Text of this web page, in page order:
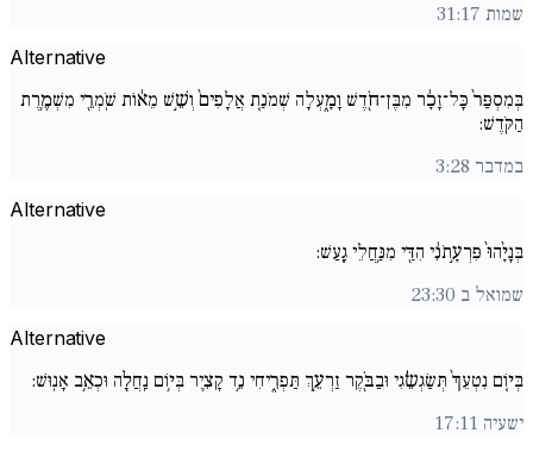
שמות 31:17
Alternative
בְּמִסְפַּר֙ כָּל־זָכָ֔ר מִבֶּן־חֹ֖דֶשׁ וָמָ֑עְלָה שְׁמֹנַ֤ת אֲלָפִים֙ וְשֵׁ֣שׁ מֵא֔וֹת שֹֽׁמְרֵ֖י מִשְׁמֶ֥רֶת
הַקֹּֽדֶשׁ:
במדבר 3:28
Alternative
בְּנָיָ֙הוּ֙ פִּרְעָ֣תֹנִ֔י הִדַּ֖י מִנַּ֥חֲלֵי גָֽעַשׁ:
שמואל ב 23:30
Alternative
בְּי֚וֹם נִטְעֵךְ֙ תְּשַׂגְשֵׂ֔גִי וּבַבֹּ֖קֶר זַרְעֵ֣ךְ תַּפְרִ֑יחִי נֵ֥ד קָצִ֛יר בְּי֥וֹם נַֽחֲלָ֖ה וּכְאֵ֥ב אָנֽוּשׁ:
ישעיה 17:11